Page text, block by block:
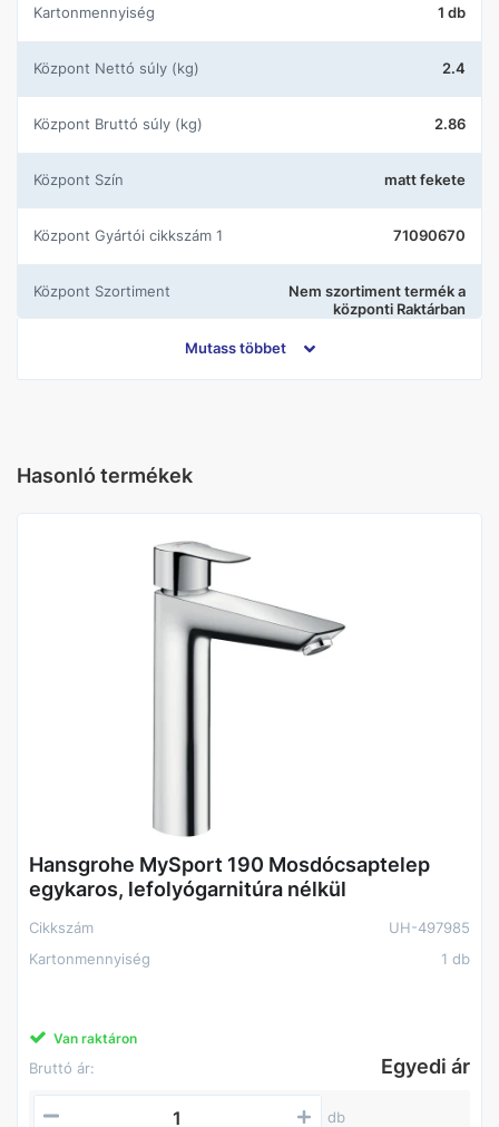
Kartonmennyiség 1 db
központ Nettó súly (kg) 2.4
központ Bruttó súly (kg) 2.86
központ Szín matt fekete
központ Gyártói cikkszám 1 71090670
központ Szortiment
Nem szortiment termék a
központi Raktárban
Leeresztőszelep
Mutass többet
Hasonló termékek
Hansgrohe MySport 190 Mosdócsaptelep
egykaros, lefolyógarnitúra nélkül
Cikkszám
UH-497985
Kartonmennyiség
1 db
Van raktáron
Bruttó ár: Egyedi ár
db